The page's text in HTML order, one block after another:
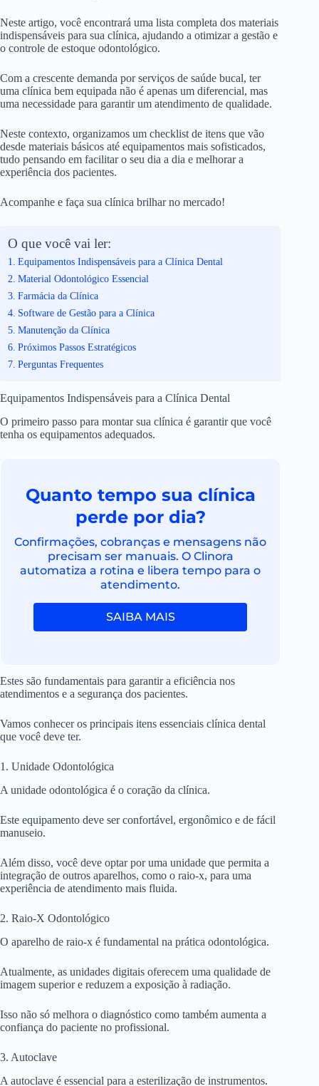
Neste artigo, você encontrará uma lista completa dos materiais
indispensáveis para sua clínica, ajudando a otimizar a gestão e
o controle de estoque odontológico.
Com a crescente demanda por serviços de saúde bucal, ter
uma clínica bem equipada não é apenas um diferencial, mas
uma necessidade para garantir um atendimento de qualidade.
Neste contexto, organizamos um checklist de itens que vão
desde materiais básicos até equipamentos mais sofisticados,
tudo pensando em facilitar o seu dia a dia e melhorar a
experiência dos pacientes.
Acompanhe e faça sua clínica brilhar no mercado!
O que você vai ler:
Equipamentos Indispensáveis para a Clínica Dental
Material Odontológico Essencial
Farmácia da Clínica
Software de Gestão para a Clínica
Manutenção da Clínica
Próximos Passos Estratégicos
Perguntas Frequentes
Equipamentos Indispensáveis para a Clínica Dental
O primeiro passo para montar sua clínica é garantir que você
tenha os equipamentos adequados.
Quanto tempo sua clínica
perde por dia?
Confirmações, cobranças e mensagens não
precisam ser manuais. O Clinora
automatiza a rotina e libera tempo para o
atendimento.
SAIBA MAIS
Estes são fundamentais para garantir a eficiência nos
atendimentos e a segurança dos pacientes.
Vamos conhecer os principais itens essenciais clínica dental
que você deve ter.
1. Unidade Odontológica
A unidade odontológica é o coração da clínica.
Este equipamento deve ser confortável, ergonômico e de fácil
manuseio.
Além disso, você deve optar por uma unidade que permita a
integração de outros aparelhos, como o raio-x, para uma
experiência de atendimento mais fluida.
2. Raio-X Odontológico
O aparelho de raio-x é fundamental na prática odontológica.
Atualmente, as unidades digitais oferecem uma qualidade de
imagem superior e reduzem a exposição à radiação.
Isso não só melhora o diagnóstico como também aumenta a
confiança do paciente no profissional.
3. Autoclave
A autoclave é essencial para a esterilização de instrumentos.